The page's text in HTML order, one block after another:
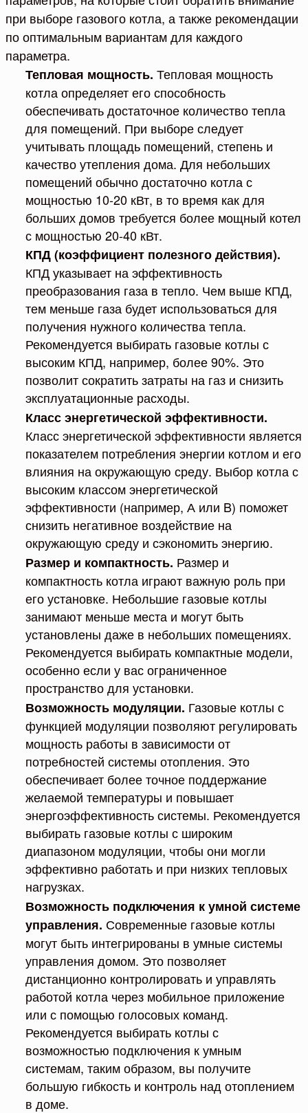
при выборе газового котла, а также рекомендации
по оптимальным вариантам для каждого
параметра.
Тепловая мощность. Тепловая мощность
котла определяет его способность
обеспечивать достаточное количество тепла
для помещений. При выборе следует
учитывать площадь помещений, степень и
качество утепления дома. Для небольших
помещений обычно достаточно котла с
мощностью 10-20 кВт, в то время как для
больших домов требуется более мощный котел
с мощностью 20-40 кВт.
КПД (коэффициент полезного действия).
КПД указывает на эффективность
преобразования газа в тепло. Чем выше КПД,
тем меньше газа будет использоваться для
получения нужного количества тепла.
Рекомендуется выбирать газовые котлы с
высоким КПД, например, более 90%. Это
позволит сократить затраты на газ и снизить
эксплуатационные расходы.
Класс энергетической эффективности.
Класс энергетической эффективности является
показателем потребления энергии котлом и его
влияния на окружающую среду. Выбор котла с
высоким классом энергетической
эффективности (например, А или B) поможет
снизить негативное воздействие на
окружающую среду и сэкономить энергию.
Размер и компактность. Размер и
компактность котла играют важную роль при
его установке. Небольшие газовые котлы
занимают меньше места и могут быть
установлены даже в небольших помещениях.
Рекомендуется выбирать компактные модели,
особенно если у вас ограниченное
пространство для установки.
Возможность модуляции. Газовые котлы с
функцией модуляции позволяют регулировать
мощность работы в зависимости от
потребностей системы отопления. Это
обеспечивает более точное поддержание
желаемой температуры и повышает
энергоэффективность системы. Рекомендуется
выбирать газовые котлы с широким
диапазоном модуляции, чтобы они могли
эффективно работать и при низких тепловых
нагрузках.
Возможность подключения к умной системе
управления. Современные газовые котлы
могут быть интегрированы в умные системы
управления домом. Это позволяет
дистанционно контролировать и управлять
работой котла через мобильное приложение
или с помощью голосовых команд.
Рекомендуется выбирать котлы с
возможностью подключения к умным
системам, таким образом, вы получите
большую гибкость и контроль над отоплением
в доме.